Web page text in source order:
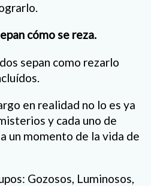
cómo se reza.
sepan como rezarlo
en realidad no lo es ya
y cada uno de
un momento de la vida de
Gozosos, Luminosos,